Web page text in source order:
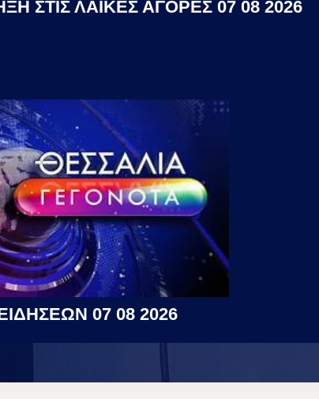
ΣΤΙΣ ΛΑΪΚΕΣ ΑΓΟΡΕΣ 07 08 2026
07 08 2026